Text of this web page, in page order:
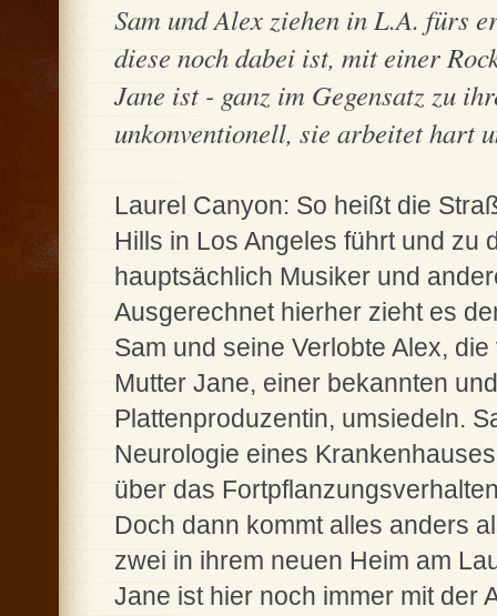
Sam und Alex ziehen in L.A. fürs
diese noch dabei ist, mit einer
Jane ist - ganz im Gegensatz zu
unkonventionell, sie arbeitet hart
Laurel Canyon: So heißt die
Hills in Los Angeles führt und zu
hauptsächlich Musiker und
Ausgerechnet hierher zieht es
Sam und seine Verlobte Alex,
Mutter Jane, einer bekannten
Plattenproduzentin, umsiedeln.
Neurologie eines
über das
Doch dann kommt alles anders
zwei in ihrem neuen Heim am
Jane ist hier noch immer mit der